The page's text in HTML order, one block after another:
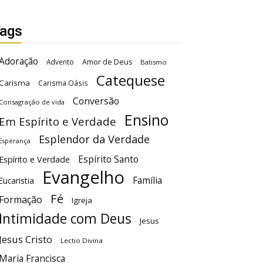
Advento Amor de Deus Batismo
Carisma Oásis Catequese
Consagração de vida Conversão
Em Espírito e Verdade Ensino
Esperança Esplendor da Verdade
Espírito e Verdade Espírito Santo
Evangelho
Família
Formação
Fé Igreja
Intimidade com Deus Jesus
Jesus Cristo Lectio Divina
Maria Francisca